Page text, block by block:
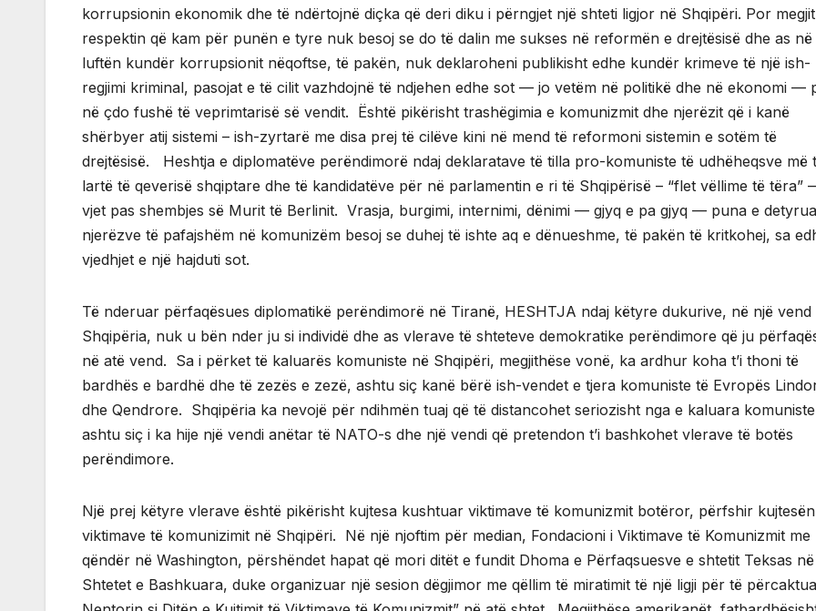
korrupsionin ekonomik dhe të ndërtojnë diçka që deri diku i përngjet një shteti ligjor në Shqipëri. Por
respektin që kam për punën e tyre nuk besoj se do të dalin me sukses në reformën e drejtësisë dhe as në
luftën kundër korrupsionit nëqoftse, të pakën, nuk deklaroheni publikisht edhe kundër krimeve të një ish-
regjimi kriminal, pasojat e të cilit vazhdojnë të ndjehen edhe sot — jo vetëm në politikë dhe në ekonomi —
në çdo fushë të veprimtarisë së vendit. Është pikërisht trashëgimia e komunizmit dhe njerëzit që i kanë
shërbyer atij sistemi – ish-zyrtarë me disa prej të cilëve kini në mend të reformoni sistemin e sotëm të
drejtësisë. Heshtja e diplomatëve perëndimorë ndaj deklaratave të tilla pro-komuniste të udhëheqsve më
lartë të qeverisë shqiptare dhe të kandidatëve për në parlamentin e ri të Shqipërisë – “flet vëllime të tëra”
vjet pas shembjes së Murit të Berlinit. Vrasja, burgimi, internimi, dënimi — gjyq e pa gjyq — puna e
njerëzve të pafajshëm në komunizëm besoj se duhej të ishte aq e dënueshme, të pakën të kritkohej, sa
vjedhjet e një hajduti sot.
Të nderuar përfaqësues diplomatikë perëndimorë në Tiranë, HESHTJA ndaj këtyre dukurive, në një vend
Shqipëria, nuk u bën nder ju si individë dhe as vlerave të shteteve demokratike perëndimore që ju
në atë vend. Sa i përket të kaluarës komuniste në Shqipëri, megjithëse vonë, ka ardhur koha t’i thoni të
bardhës e bardhë dhe të zezës e zezë, ashtu siç kanë bërë ish-vendet e tjera komuniste të Evropës
dhe Qendrore. Shqipëria ka nevojë për ndihmën tuaj që të distancohet seriozisht nga e kaluara komuniste
ashtu siç i ka hije një vendi anëtar të NATO-s dhe një vendi që pretendon t’i bashkohet vlerave të botës
perëndimore.
Një prej këtyre vlerave është pikërisht kujtesa kushtuar viktimave të komunizmit botëror, përfshir
viktimave të komunizimit në Shqipëri. Në një njoftim për median, Fondacioni i Viktimave të Komunizmit me
qëndër në Washington, përshëndet hapat që mori ditët e fundit Dhoma e Përfaqsuesve e shtetit Teksas në
Shtetet e Bashkuara, duke organizuar një sesion dëgjimor me qëllim të miratimit të një ligji për të